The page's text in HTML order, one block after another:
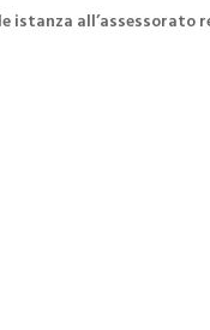
istanza all’assessorato